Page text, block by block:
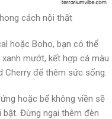
cách nội thất
hoặc Boho, bạn có thể
mướt, kết hợp cá màu
Cherry để thêm sức sống.
hoặc bể không viền sẽ
bật. Đừng ngại thêm đèn